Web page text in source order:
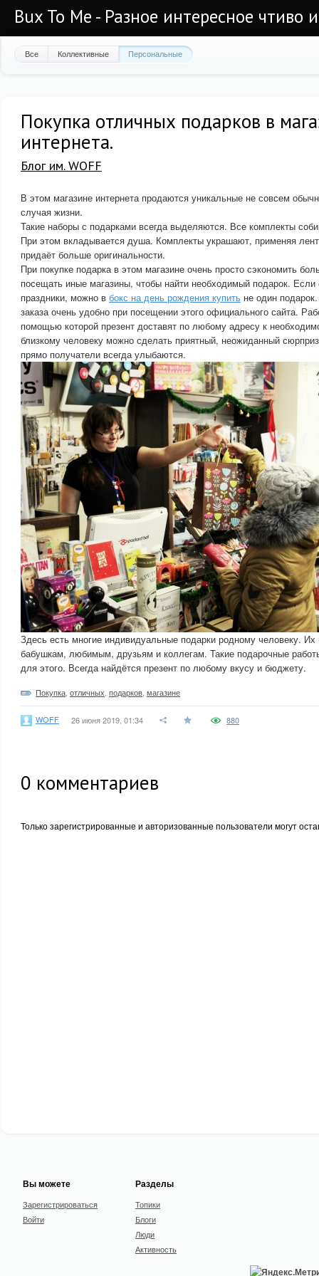
Bux To Me - Разное интересное чтиво
Все Коллективные Персональные
Покупка отличных подарков в
интернета.
Блог им. WOFF
В этом магазине интернета продаются уникальные не совсем
случая жизни.
Такие наборы с подарками всегда выделяются. Все комплекты
При этом вкладывается душа. Комплекты украшают, применяя
придаёт больше оригинальности.
При покупке подарка в этом магазине очень просто сэкономить
посещать иные магазины, чтобы найти необходимый подарок.
праздники, можно в бокс на день рождения купить не один
заказа очень удобно при посещении этого официального сайта.
помощью которой презент доставят по любому адресу к
близкому человеку можно сделать приятный, неожиданный
прямо получатели всегда улыбаются.
Здесь есть многие индивидуальные подарки родному человеку.
бабушкам, любимым, друзьям и коллегам. Такие подарочные
для этого. Всегда найдётся презент по любому вкусу и бюджету.
Покупка отличных подарков магазине
WOFF 26 июня 2019, 01:34 880
0 комментариев
Только зарегистрированные и авторизованные пользователи могут
Вы можете
Зарегистрироваться
Войти
Разделы
Топики
Блоги
Люди
Активность